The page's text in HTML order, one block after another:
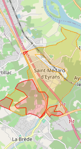
12/1982 31/12/1982
11/1982 10/11/1982